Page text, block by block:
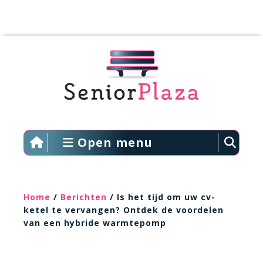
Open menu
Home / Berichten / Is het tijd om uw cv-
ketel te vervangen? Ontdek de voordelen
van een hybride warmtepomp